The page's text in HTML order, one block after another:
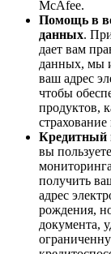
McAfee.
Помощь в
данных.
дает вам
данных, мы
ваш адрес
чтобы
продуктов,
Кредитный
вы
получить
адрес
рождения,
документа,